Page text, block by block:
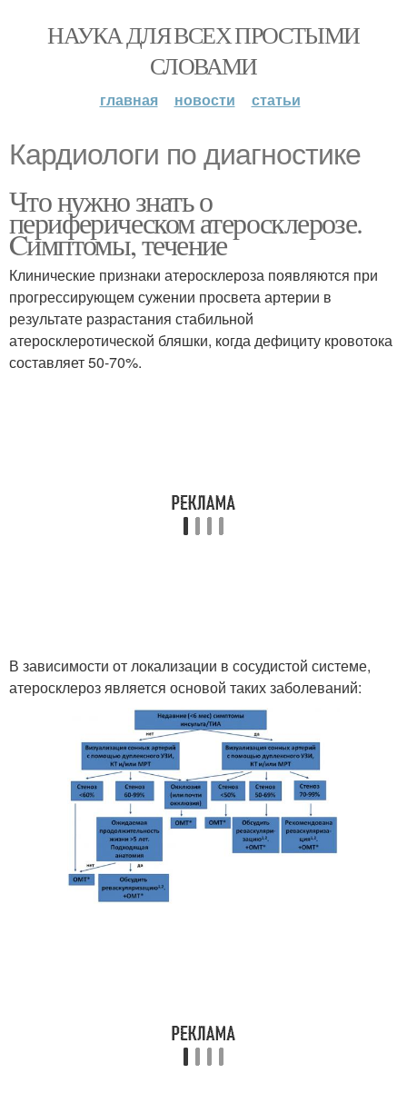
НАУКА ДЛЯ ВСЕХ ПРОСТЫМИ
СЛОВАМИ
главная новости статьи
Кардиологи по диагностике
Что нужно знать о
периферическом атеросклерозе.
Cимптомы, течение
Клинические признаки атеросклероза появляются при
прогрессирующем сужении просвета артерии в
результате разрастания стабильной
атеросклеротической бляшки, когда дефициту кровотока
составляет 50-70%.
В зависимости от локализации в сосудистой системе,
атеросклероз является основой таких заболеваний: